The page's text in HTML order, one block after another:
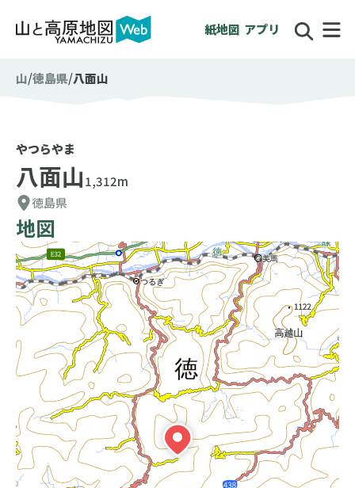
紙地図 アプリ
山 徳島県 八面山
やつらやま
八面山1,312m
徳島県
地図